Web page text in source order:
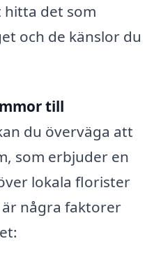
det som
och de känslor du
till
du överväga att
som erbjuder en
lokala florister
några faktorer